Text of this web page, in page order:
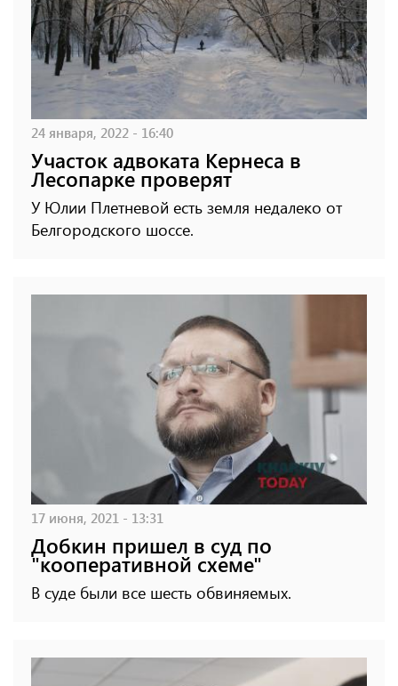
24 января, 2022 - 16:40
Участок адвоката Кернеса в
Лесопарке проверят
У Юлии Плетневой есть земля недалеко от
Белгородского шоссе.
17 июня, 2021 - 13:31
Добкин пришел в суд по
"кооперативной схеме"
В суде были все шесть обвиняемых.